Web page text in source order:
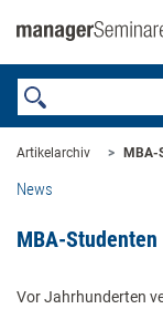
Artikelarchiv MBA-
News
MBA-
Vor Jahrhunderten